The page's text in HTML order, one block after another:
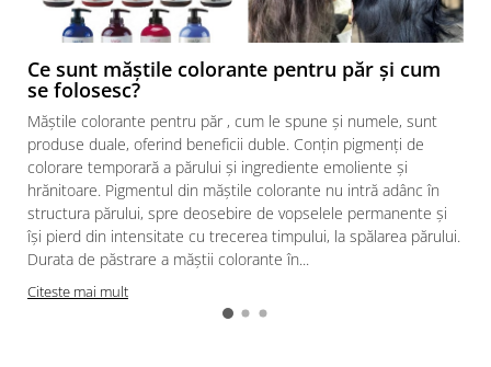
Ce sunt măștile colorante pentru păr și cum
se folosesc?
Măștile colorante pentru păr , cum le spune și numele, sunt
produse duale, oferind beneficii duble. Conțin pigmenți de
colorare temporară a părului și ingrediente emoliente și
hrănitoare. Pigmentul din măștile colorante nu intră adânc în
structura părului, spre deosebire de vopselele permanente și
își pierd din intensitate cu trecerea timpului, la spălarea părului.
Durata de păstrare a măștii colorante în...
Citeste mai mult